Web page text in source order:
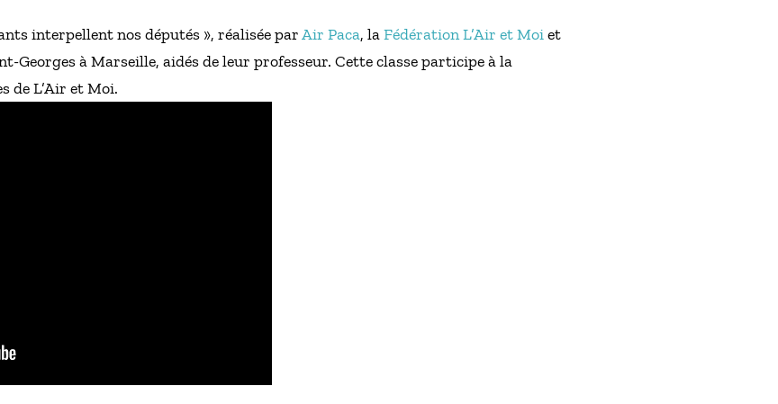
interpellent nos députés », réalisée parAir Paca, laFédération L’Air et Moiet
Georges à Marseille, aidés de leur professeur. Cette classe participe à la
de L’Air et Moi.